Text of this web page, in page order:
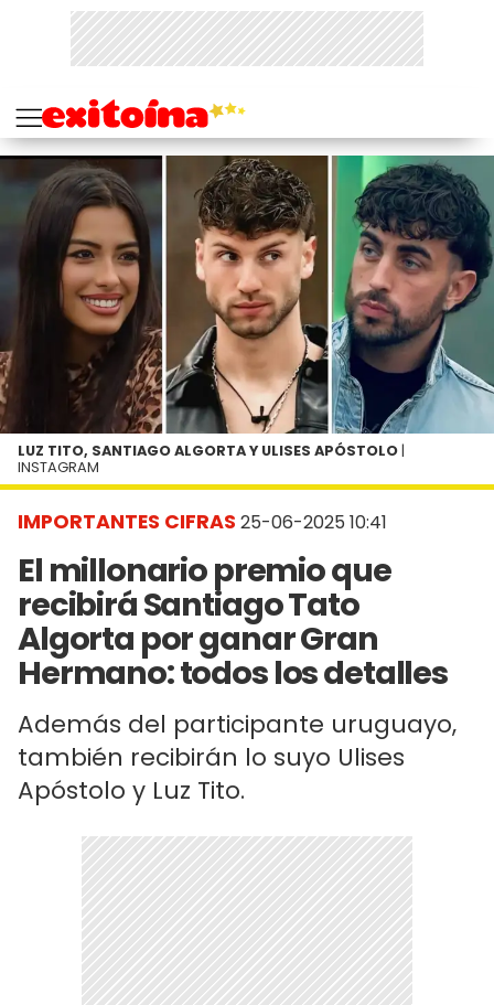
IMPORTANTES CIFRAS 25-06-2025 10:41
El millonario premio que
recibirá Santiago Tato
Algorta por ganar Gran
Hermano: todos los detalles
Además del participante uruguayo,
también recibirán lo suyo Ulises
Apóstolo y Luz Tito.
LUZ TITO, SANTIAGO ALGORTA Y ULISES APÓSTOLO |
INSTAGRAM